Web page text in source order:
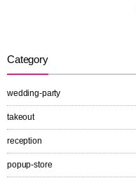
Category
wedding-party
takeout
reception
popup-store